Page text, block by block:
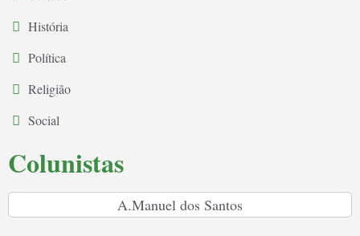
História
Política
Religião
Social
Colunistas
A.Manuel dos Santos